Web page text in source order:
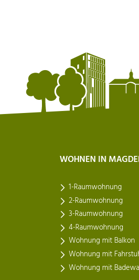
WOHNEN IN
1-Raumwohnung
2-Raumwohnung
3-Raumwohnung
4-Raumwohnung
Wohnung mit Balkon
Wohnung mit
Wohnung mit